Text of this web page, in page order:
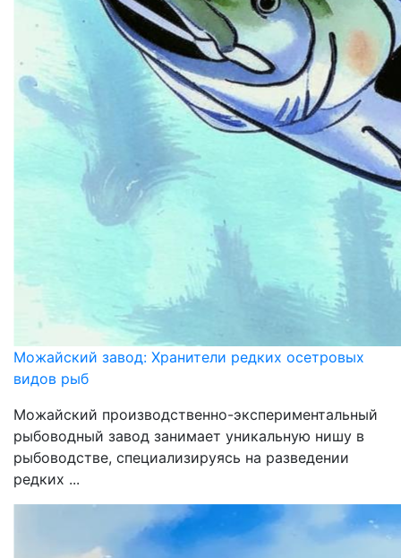
Можайский завод: Хранители редких осетровых
видов рыб
Можайский производственно-экспериментальный
рыбоводный завод занимает уникальную нишу в
рыбоводстве, специализируясь на разведении
редких ...